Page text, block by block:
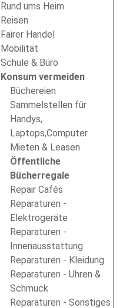
Rund ums Heim
Reisen
Fairer Handel
Mobilität
Schule & Büro
Konsum vermeiden
Büchereien
Sammelstellen für
Handys,
Laptops,Computer
Mieten & Leasen
Öffentliche
Bücherregale
Repair Cafés
Reparaturen -
Elektrogeräte
Reparaturen -
Innenausstattung
Reparaturen - Kleidung
Reparaturen - Uhren &
Schmuck
Reparaturen - Sonstiges